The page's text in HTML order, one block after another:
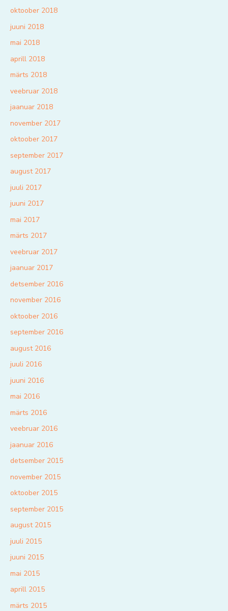
oktoober 2018
juuni 2018
mai 2018
aprill 2018
märts 2018
veebruar 2018
jaanuar 2018
november 2017
oktoober 2017
september 2017
august 2017
juuli 2017
juuni 2017
mai 2017
märts 2017
veebruar 2017
jaanuar 2017
detsember 2016
november 2016
oktoober 2016
september 2016
august 2016
juuli 2016
juuni 2016
mai 2016
märts 2016
veebruar 2016
jaanuar 2016
detsember 2015
november 2015
oktoober 2015
september 2015
august 2015
juuli 2015
juuni 2015
mai 2015
aprill 2015
märts 2015